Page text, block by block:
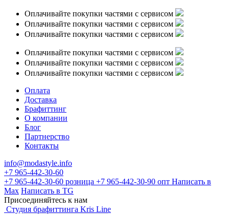
Оплачивайте покупки частями с сервисом
Оплачивайте покупки частями с сервисом
Оплачивайте покупки частями с сервисом
Оплачивайте покупки частями с сервисом
Оплачивайте покупки частями с сервисом
Оплачивайте покупки частями с сервисом
Оплата
Доставка
Брафиттинг
О компании
Блог
Партнерство
Контакты
info@modastyle.info
+7 965-442-30-60
+7 965-442-30-60 розница +7 965-442-30-90 опт Написать в
Max Написать в TG
Присоединяйтесь к нам
Студия брафиттинга Kris Line